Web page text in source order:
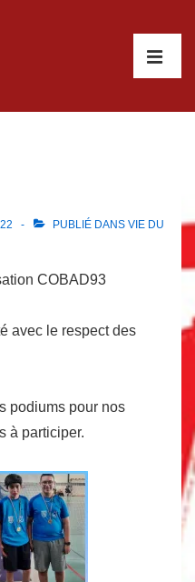
PUBLIÉ DANS VIE DU
COBAD93
avec le respect des
podiums pour nos
à participer.